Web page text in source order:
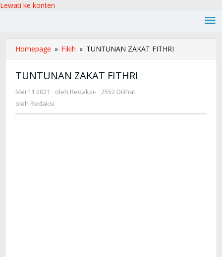
Lewati ke konten
Homepage » Fikih » TUNTUNAN ZAKAT FITHRI
TUNTUNAN ZAKAT FITHRI
Mei 11 2021 oleh Redaksi- 2552 Dilihat
oleh Redaksi